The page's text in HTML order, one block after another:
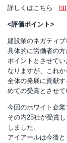
詳しくはこちら
<評価ポイント>
建設業のネガティ
具体的に労働者の
ポイントとさせて
なりますが、これ
全体の発展に貢献
めての受賞とさせて
今回のホワイト企業
その内25社が受賞
しました。
アイアールは今後